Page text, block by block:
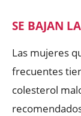
SE BAJAN
Las mujeres
frecuentes
colesterol